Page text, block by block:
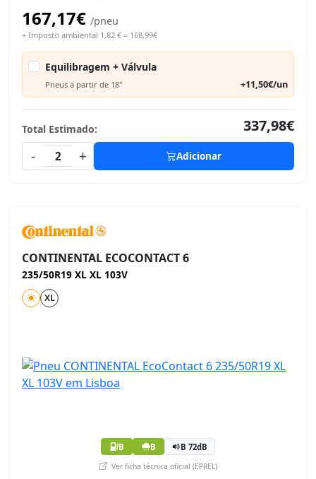
167,17€ /pneu
+ Imposto ambiental 1,82 € = 168,99€
Equilibragem + Válvula
Pneus a partir de 18" +11,50€/un
Total Estimado:
337,98€
-
2 + Adicionar
CONTINENTAL ECOCONTACT 6
235/50R19 XL XL 103V
XL
B B B 72dB
Ver ficha técnica oficial (EPREL)